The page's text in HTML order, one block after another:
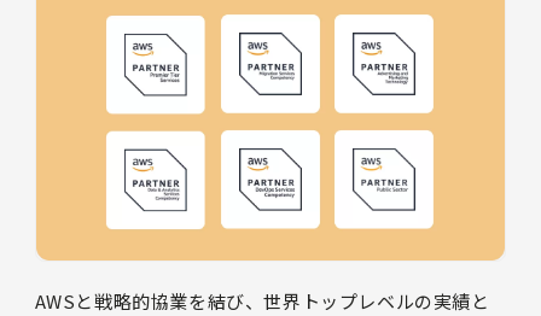
AWSと戦略的協業を結び、世界トップレベルの実績と